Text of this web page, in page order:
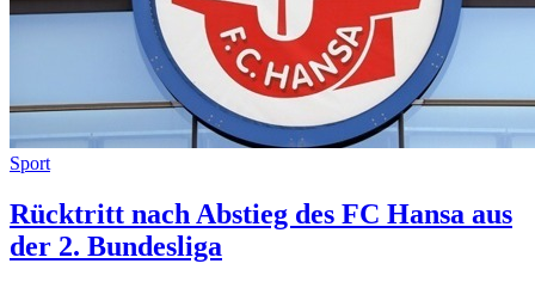
Sport
Rücktritt nach Abstieg des FC Hansa aus
der 2. Bundesliga